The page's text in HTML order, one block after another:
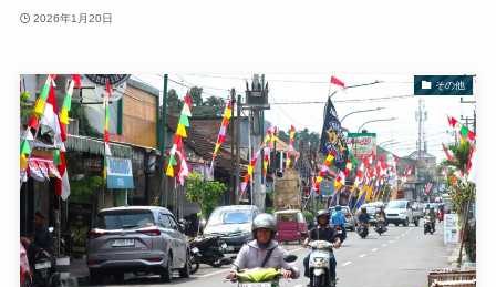
2026年1月20日
その他